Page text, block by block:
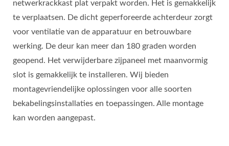
netwerkrackkast plat verpakt worden. Het is gemakkelijk
te verplaatsen. De dicht geperforeerde achterdeur zorgt
voor ventilatie van de apparatuur en betrouwbare
werking. De deur kan meer dan 180 graden worden
geopend. Het verwijderbare zijpaneel met maanvormig
slot is gemakkelijk te installeren. Wij bieden
montagevriendelijke oplossingen voor alle soorten
bekabelingsinstallaties en toepassingen. Alle montage
kan worden aangepast.